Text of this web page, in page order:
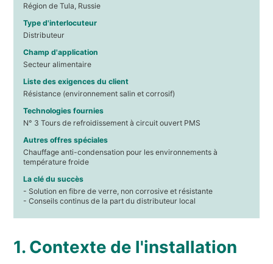
Région de Tula, Russie
Type d'interlocuteur
Distributeur
Champ d'application
Secteur alimentaire
Liste des exigences du client
Résistance (environnement salin et corrosif)
Technologies fournies
N° 3 Tours de refroidissement à circuit ouvert PMS
Autres offres spéciales
Chauffage anti-condensation pour les environnements à
température froide
La clé du succès
- Solution en fibre de verre, non corrosive et résistante
- Conseils continus de la part du distributeur local
1. Contexte de l'installation